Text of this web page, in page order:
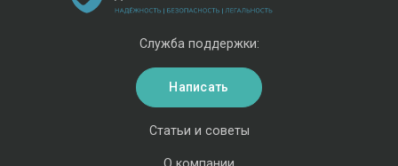
Статьи и советы
Служба поддержки:
Написать